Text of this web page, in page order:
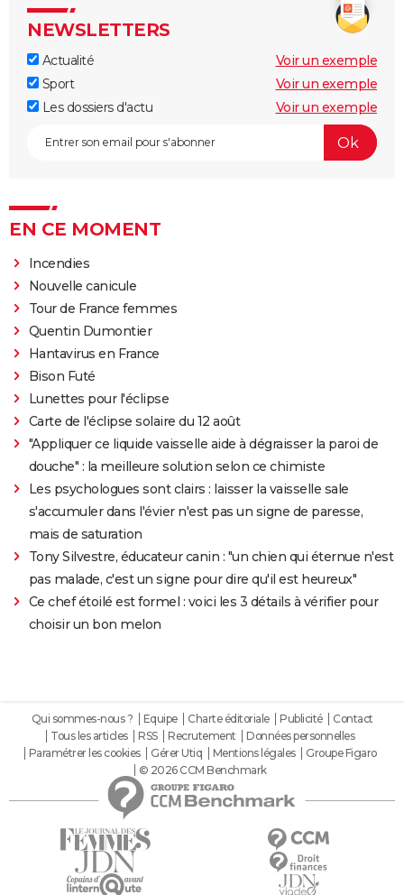
NEWSLETTERS
Actualité
Voir un exemple
Sport
Voir un exemple
Les dossiers d'actu
Voir un exemple
EN CE MOMENT
Incendies
Nouvelle canicule
Tour de France femmes
Quentin Dumontier
Hantavirus en France
Bison Futé
Lunettes pour l'éclipse
Carte de l'éclipse solaire du 12 août
"Appliquer ce liquide vaisselle aide à dégraisser la paroi de
douche" : la meilleure solution selon ce chimiste
Les psychologues sont clairs : laisser la vaisselle sale
s'accumuler dans l'évier n'est pas un signe de paresse,
mais de saturation
Tony Silvestre, éducateur canin : "un chien qui éternue n'est
pas malade, c'est un signe pour dire qu'il est heureux"
Ce chef étoilé est formel : voici les 3 détails à vérifier pour
choisir un bon melon
Qui sommes-nous ? Equipe Charte éditoriale Publicité
Contact
Tous les articles
RSS Recrutement
Données personnelles
Paramétrer les cookies
Gérer Utiq Mentions légales
Groupe Figaro
© 2026 CCM Benchmark